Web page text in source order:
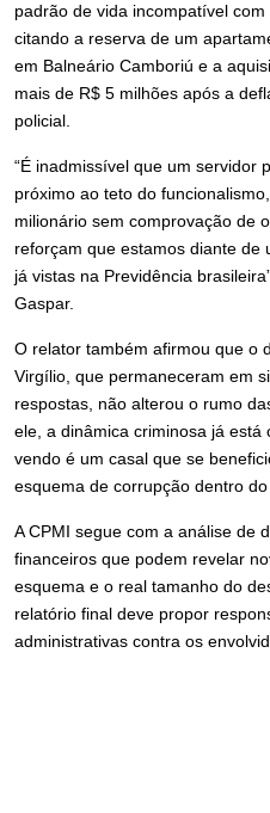
padrão de vida incompatível
citando a reserva de um
em Balneário Camboriú e a
mais de R$ 5 milhões após a
policial.
“É inadmissível que um servidor
próximo ao teto do
milionário sem comprovação de
reforçam que estamos diante de
já vistas na Previdência
Gaspar.
O relator também afirmou que o
Virgílio, que permaneceram em
respostas, não alterou o rumo
ele, a dinâmica criminosa já está
vendo é um casal que se
esquema de corrupção dentro do
A CPMI segue com a análise de
financeiros que podem revelar
esquema e o real tamanho do
relatório final deve propor
administrativas contra os